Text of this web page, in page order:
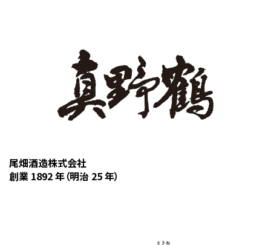
尾畑酒造株式会社
創業 1892 年（明治 25 年）